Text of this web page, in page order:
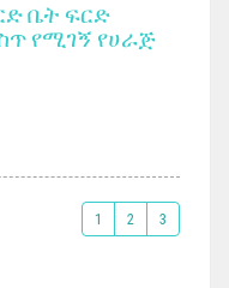
ቤት ፍርድ
የሚገኝ የሀራጅ
1 2 3